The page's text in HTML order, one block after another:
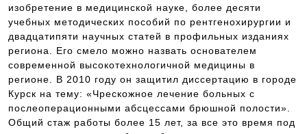
изобретение в медицинской науке, более десяти
учебных методических пособий по рентгенохирургии и
двадцатипяти научных статей в профильных изданиях
региона. Его смело можно назвать основателем
современной высокотехнологичной медицины в
регионе. В 2010 году он защитил диссертацию в городе
Курск на тему: «Чрескожное лечение больных с
послеоперационными абсцессами брюшной полости».
Общий стаж работы более 15 лет, за все это время под